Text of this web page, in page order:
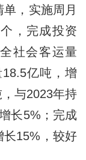
，实施周月
，完成投资
社会客运量
亿吨，增
与2023年持
长5%；完成
长15%，较好